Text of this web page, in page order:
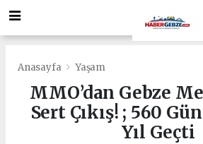
Anasayfa Yaşam
MMO’dan Gebze
Sert Çıkış! ; 560
Yıl Geçti